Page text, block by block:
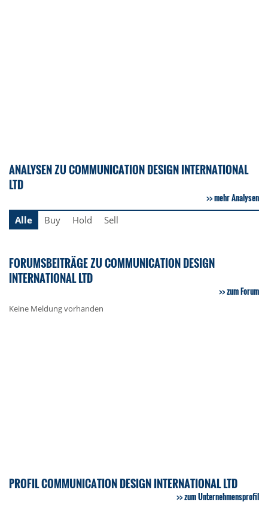
ANALYSEN ZU COMMUNICATION DESIGN INTERNATIONAL
LTD
mehr Analysen
Alle
Buy Hold Sell
FORUMSBEITRÄGE ZU COMMUNICATION DESIGN
INTERNATIONAL LTD
zum Forum
Keine Meldung vorhanden
PROFIL COMMUNICATION DESIGN INTERNATIONAL LTD
zum Unternehmensprofil